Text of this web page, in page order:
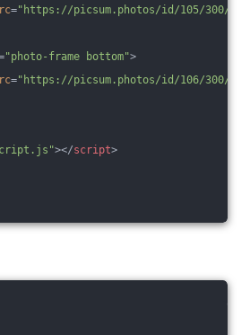
="https://picsum.photos/id/105/300/
"photo-frame bottom">
="https://picsum.photos/id/106/300/
></script>